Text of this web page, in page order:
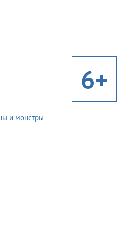
6+
и монстры